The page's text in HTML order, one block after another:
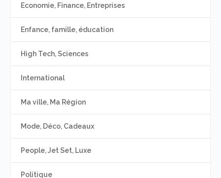
Economie, Finance, Entreprises
Enfance, famille, éducation
High Tech, Sciences
International
Ma ville, Ma Région
Mode, Déco, Cadeaux
People, Jet Set, Luxe
Politique